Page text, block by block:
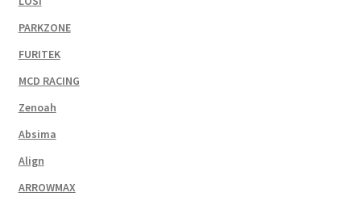
PARKZONE
FURITEK
MCD RACING
Zenoah
Absima
Align
ARROWMAX